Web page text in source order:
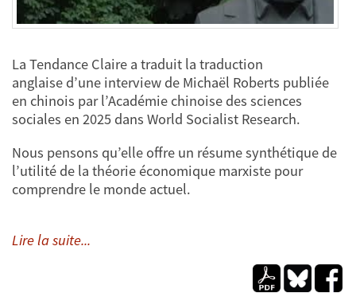
La Tendance Claire a traduit la traduction
anglaise d’une interview de Michaël Roberts publiée
en chinois par l’Académie chinoise des sciences
sociales en 2025 dans World Socialist Research.
Nous pensons qu’elle offre un résume synthétique de
l’utilité de la théorie économique marxiste pour
comprendre le monde actuel.
Lire la suite...